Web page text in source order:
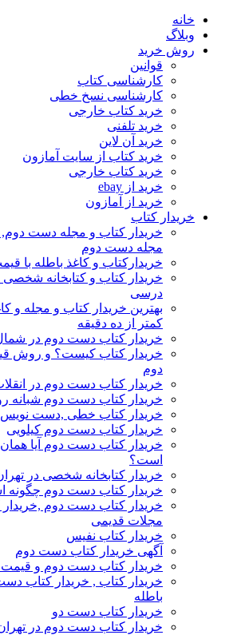
خانه
وبلاگ
روش خرید
قوانین
کارشناسی کتاب
کارشناسی نسخ خطی
خرید کتاب خارجی
خرید تلفنی
خرید آن لاین
خرید کتاب از سایت آمازون
خرید کتاب خارجی
خرید از ebay
خرید از آمازون
خریدار کتاب
خریدار کتاب و مجله دست
مجله دست دوم
خریدارکتاب و کاغذ باطله با
خریدار کتاب و کتابخانه شخصی
درسی
بهترین خریدار کتاب و مجله و
کمتر از ده دقیقه
خریدار کتاب دست دوم در
خریدار کتاب کیست؟ و روش
دوم
خریدار کتاب دست دوم در
خریدار کتاب دست دوم شبانه
خریدار کتاب خطی ,دست نویس
خریدار کتاب دست دوم کیلویی
خریدار کتاب دست دوم آیا همان
است؟
خریدار کتابخانه شخصی در
خریدار کتاب دست دوم چگونه
خریدار کتاب دست دوم ,خریدار
مجلات قدیمی
خریدار کتاب نفیس
آگهی خریدار کتاب دست دوم
خریدار کتاب دست دوم و قیمت
خریدار کتاب , خریدار کتاب
باطله
خریدار کتاب دست دو
خریدار کتاب دست دوم در